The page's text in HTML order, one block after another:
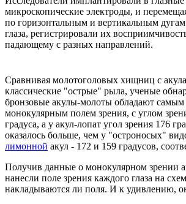
микроскопические электроды, и
по горизонтальным и вертикальным
глаза, регистрировали их
падающему с разных направлений.
Сравнивая молотоголовых хищниц с
классические "острые" рыла, ученые
бронзовые акулы-молоты обладают
монокулярным полем зрения, с углом
градуса, а у акул-лопат угол зрения 176
оказалось больше, чем у "остроносых"
лимонной акул - 172 и 159 градусов,
Получив данные о монокулярном зрении
нанесли поле зрения каждого глаза на
накладываются ли поля. И к удивлению,